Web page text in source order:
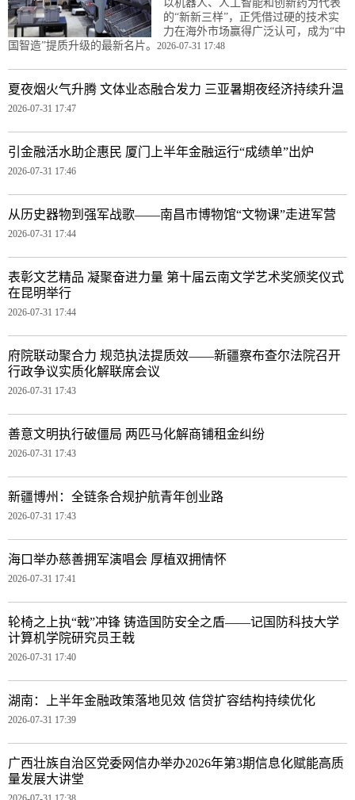
以机器人、人工智能和创新药为代表
的“新新三样”，正凭借过硬的技术实
力在海外市场赢得广泛认可，成为“中
国智造”提质升级的最新名片。 2026-07-31 17:48
夏夜烟火气升腾 文体业态融合发力 三亚暑期夜经济持续升温
2026-07-31 17:47
引金融活水助企惠民 厦门上半年金融运行“成绩单”出炉
2026-07-31 17:46
从历史器物到强军战歌——南昌市博物馆“文物课”走进军营
2026-07-31 17:44
表彰文艺精品 凝聚奋进力量 第十届云南文学艺术奖颁奖仪式
在昆明举行
2026-07-31 17:44
府院联动聚合力 规范执法提质效——新疆察布查尔法院召开
行政争议实质化解联席会议
2026-07-31 17:43
善意文明执行破僵局 两匹马化解商铺租金纠纷
2026-07-31 17:43
新疆博州：全链条合规护航青年创业路
2026-07-31 17:43
海口举办慈善拥军演唱会 厚植双拥情怀
2026-07-31 17:41
轮椅之上执“戟”冲锋 铸造国防安全之盾——记国防科技大学
计算机学院研究员王戟
2026-07-31 17:40
湖南：上半年金融政策落地见效 信贷扩容结构持续优化
2026-07-31 17:39
广西壮族自治区党委网信办举办2026年第3期信息化赋能高质
量发展大讲堂